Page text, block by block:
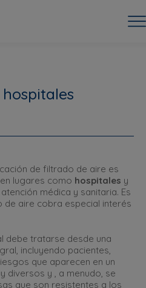
de filtrado de aire es
lugares como hospitales y
médica y sanitaria. Es
de aire cobra especial interés
debe tratarse desde una
incluyendo pacientes,
que aparecen en un
diversos y , a menudo, se
que son resistentes a los